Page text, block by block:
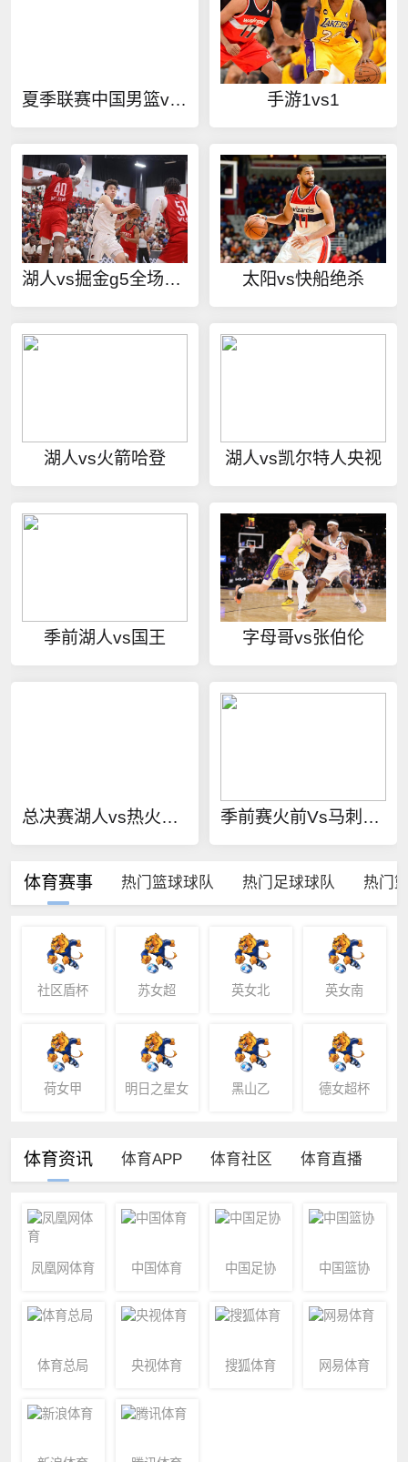
夏季联赛中国男篮vs热火 手游1vs1
湖人vs掘金g5全场录像 太阳vs快船绝杀
湖人vs火箭哈登 湖人vs凯尔特人央视
季前湖人vs国王 字母哥vs张伯伦
总决赛湖人vs热火技术统计 季前赛火前Vs马刺录像回放
体育赛事 热门篮球球队 热门足球球队 热门
社区盾杯 苏女超 英女北 英女南
荷女甲 明日之星女 黑山乙 德女超杯
体育资讯 体育APP 体育社区 体育直播
凤凰网体育 中国体育 中国足协 中国篮协
体育总局 央视体育 搜狐体育 网易体育